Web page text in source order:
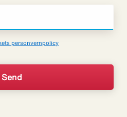
personvernpolicy